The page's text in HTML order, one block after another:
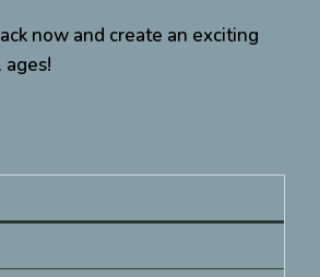
now and create an exciting